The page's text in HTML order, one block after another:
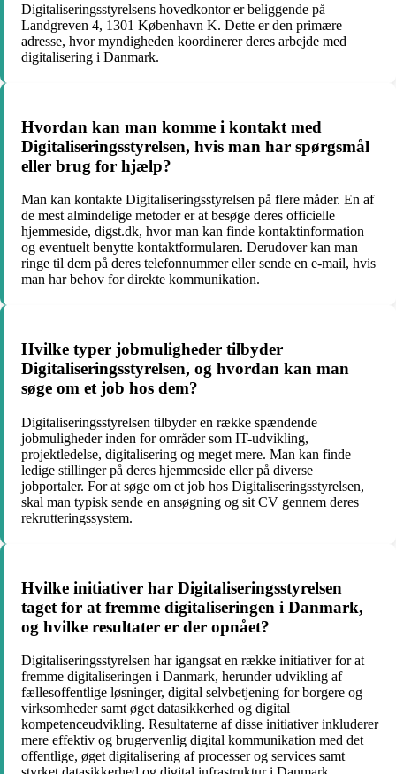
Digitaliseringsstyrelsens hovedkontor er beliggende på
Landgreven 4, 1301 København K. Dette er den primære
adresse, hvor myndigheden koordinerer deres arbejde med
digitalisering i Danmark.
Hvordan kan man komme i kontakt med
Digitaliseringsstyrelsen, hvis man har spørgsmål
eller brug for hjælp?
Man kan kontakte Digitaliseringsstyrelsen på flere måder. En af
de mest almindelige metoder er at besøge deres officielle
hjemmeside, digst.dk, hvor man kan finde kontaktinformation
og eventuelt benytte kontaktformularen. Derudover kan man
ringe til dem på deres telefonnummer eller sende en e-mail, hvis
man har behov for direkte kommunikation.
Hvilke typer jobmuligheder tilbyder
Digitaliseringsstyrelsen, og hvordan kan man
søge om et job hos dem?
Digitaliseringsstyrelsen tilbyder en række spændende
jobmuligheder inden for områder som IT-udvikling,
projektledelse, digitalisering og meget mere. Man kan finde
ledige stillinger på deres hjemmeside eller på diverse
jobportaler. For at søge om et job hos Digitaliseringsstyrelsen,
skal man typisk sende en ansøgning og sit CV gennem deres
rekrutteringssystem.
Hvilke initiativer har Digitaliseringsstyrelsen
taget for at fremme digitaliseringen i Danmark,
og hvilke resultater er der opnået?
Digitaliseringsstyrelsen har igangsat en række initiativer for at
fremme digitaliseringen i Danmark, herunder udvikling af
fællesoffentlige løsninger, digital selvbetjening for borgere og
virksomheder samt øget datasikkerhed og digital
kompetenceudvikling. Resultaterne af disse initiativer inkluderer
mere effektiv og brugervenlig digital kommunikation med det
offentlige, øget digitalisering af processer og services samt